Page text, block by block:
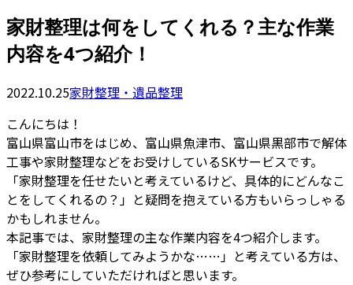
家財整理は何をしてくれる？主な作業
内容を4つ紹介！
2022.10.25家財整理・遺品整理
こんにちは！
富山県富山市をはじめ、富山県魚津市、富山県黒部市で解体
工事や家財整理などをお受けしているSKサービスです。
「家財整理を任せたいと考えているけど、具体的にどんなこ
とをしてくれるの？」と疑問を抱えている方もいらっしゃる
かもしれません。
本記事では、家財整理の主な作業内容を4つ紹介します。
「家財整理を依頼してみようかな……」と考えている方は、
ぜひ参考にしていただければと思います。